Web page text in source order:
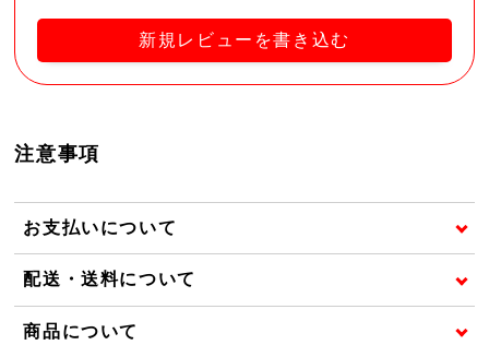
新規レビューを書き込む
注意事項
お支払いについて
配送・送料について
商品について